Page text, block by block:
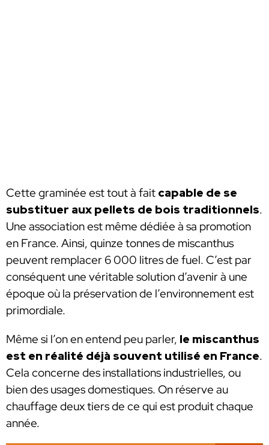
Cette graminée est tout à fait capable de se
substituer aux pellets de bois traditionnels.
Une association est même dédiée à sa promotion
en France. Ainsi, quinze tonnes de miscanthus
peuvent remplacer 6 000 litres de fuel. C’est par
conséquent une véritable solution d’avenir à une
époque où la préservation de l’environnement est
primordiale.
Même si l’on en entend peu parler, le miscanthus
est en réalité déjà souvent utilisé en France.
Cela concerne des installations industrielles, ou
bien des usages domestiques. On réserve au
chauffage deux tiers de ce qui est produit chaque
année.